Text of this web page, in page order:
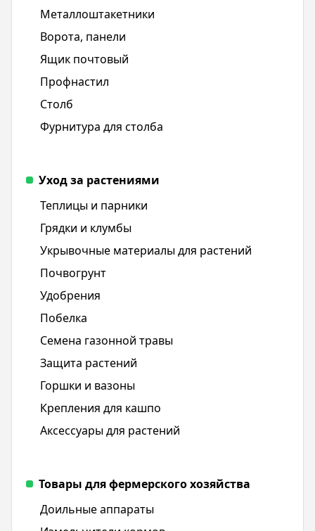
Металлоштакетники
Ворота, панели
Ящик почтовый
Профнастил
Столб
Фурнитура для столба
Уход за растениями
Теплицы и парники
Грядки и клумбы
Укрывочные материалы для растений
Почвогрунт
Удобрения
Побелка
Семена газонной травы
Защита растений
Горшки и вазоны
Крепления для кашпо
Аксессуары для растений
Товары для фермерского хозяйства
Доильные аппараты